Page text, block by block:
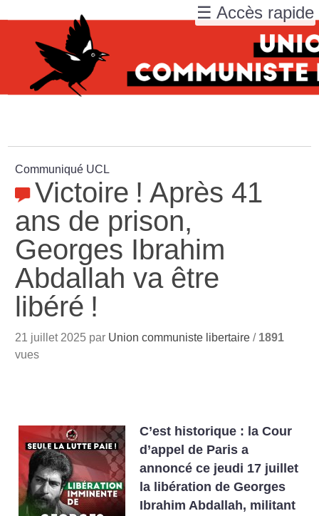
Communiqué UCL
Victoire ! Après 41
ans de prison,
Georges Ibrahim
Abdallah va être
libéré !
21 juillet 2025 par Union communiste libertaire / 1891
vues
C’est historique : la Cour
d’appel de Paris a
annoncé ce jeudi 17 juillet
la libération de Georges
Ibrahim Abdallah, militant
☰ Accès rapide